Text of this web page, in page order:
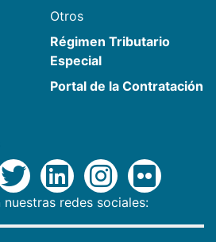
Otros
Régimen Tributario
Especial
Portal de la Contratación
nuestras redes sociales: